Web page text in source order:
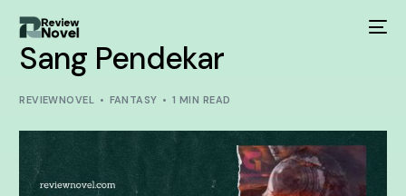
Sang Pendekar
REVIEWNOVEL FANTASY 1 MIN READ